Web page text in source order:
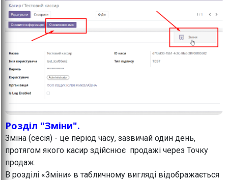
Розділ "Зміни".
Зміна (сесія) - це період часу, зазвичай один день,
протягом якого касир здійснює продажі через Точку
продаж.
В розділі «Зміни» в табличному вигляді відображається